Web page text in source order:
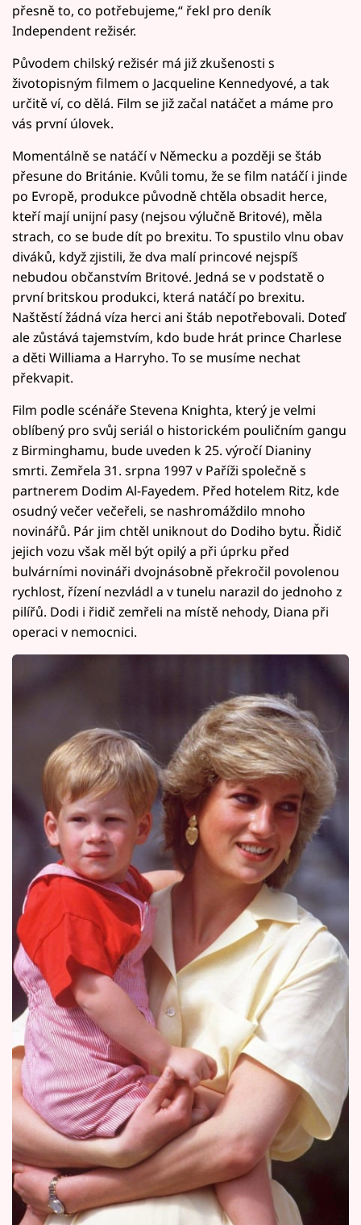
přesně to, co potřebujeme,“ řekl pro deník
Independent režisér.
Původem chilský režisér má již zkušenosti s
životopisným filmem o Jacqueline Kennedyové, a tak
určitě ví, co dělá. Film se již začal natáčet a máme pro
vás první úlovek.
Momentálně se natáčí v Německu a později se štáb
přesune do Británie. Kvůli tomu, že se film natáčí i jinde
po Evropě, produkce původně chtěla obsadit herce,
kteří mají unijní pasy (nejsou výlučně Britové), měla
strach, co se bude dít po brexitu. To spustilo vlnu obav
diváků, když zjistili, že dva malí princové nejspíš
nebudou občanstvím Britové. Jedná se v podstatě o
první britskou produkci, která natáčí po brexitu.
Naštěstí žádná víza herci ani štáb nepotřebovali. Doteď
ale zůstává tajemstvím, kdo bude hrát prince Charlese
a děti Williama a Harryho. To se musíme nechat
překvapit.
Film podle scénáře Stevena Knighta, který je velmi
oblíbený pro svůj seriál o historickém pouličním gangu
z Birminghamu, bude uveden k 25. výročí Dianiny
smrti. Zemřela 31. srpna 1997 v Paříži společně s
partnerem Dodim Al-Fayedem. Před hotelem Ritz, kde
osudný večer večeřeli, se nashromáždilo mnoho
novinářů. Pár jim chtěl uniknout do Dodiho bytu. Řidič
jejich vozu však měl být opilý a při úprku před
bulvárními novináři dvojnásobně překročil povolenou
rychlost, řízení nezvládl a v tunelu narazil do jednoho z
pilířů. Dodi i řidič zemřeli na místě nehody, Diana při
operaci v nemocnici.